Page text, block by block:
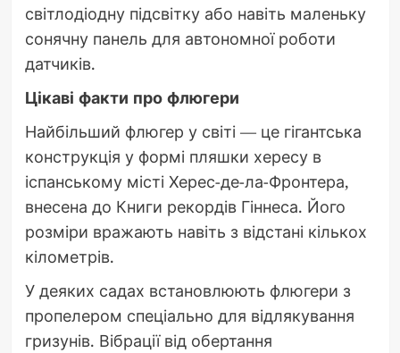
світлодіодну підсвітку або навіть маленьку
сонячну панель для автономної роботи
датчиків.
Цікаві факти про флюгери
Найбільший флюгер у світі — це гігантська
конструкція у формі пляшки хересу в
іспанському місті Херес-де-ла-Фронтера,
внесена до Книги рекордів Гіннеса. Його
розміри вражають навіть з відстані кількох
кілометрів.
У деяких садах встановлюють флюгери з
пропелером спеціально для відлякування
гризунів. Вібрації від обертання